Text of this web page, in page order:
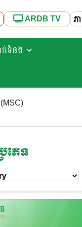
ARDB TV
ក់ទំនង
ភេទ